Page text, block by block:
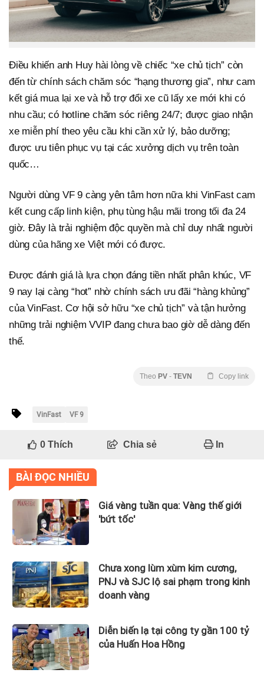
Điều khiến anh Huy hài lòng về chiếc “xe chủ tịch” còn
đến từ chính sách chăm sóc “hạng thương gia”, như cam
kết giá mua lại xe và hỗ trợ đổi xe cũ lấy xe mới khi có
nhu cầu; có hotline chăm sóc riêng 24/7; được giao nhận
xe miễn phí theo yêu cầu khi cần xử lý, bảo dưỡng;
được ưu tiên phục vụ tại các xưởng dịch vụ trên toàn
quốc…
Người dùng VF 9 càng yên tâm hơn nữa khi VinFast cam
kết cung cấp linh kiện, phụ tùng hậu mãi trong tối đa 24
giờ. Đây là trải nghiệm độc quyền mà chỉ duy nhất người
dùng của hãng xe Việt mới có được.
Được đánh giá là lựa chọn đáng tiền nhất phân khúc, VF
9 nay lại càng “hot” nhờ chính sách ưu đãi “hàng khủng”
của VinFast. Cơ hội sở hữu “xe chủ tịch” và tận hưởng
những trải nghiệm VVIP đang chưa bao giờ dễ dàng đến
thế.
Theo PV - TEVN Copy link
VinFast VF 9
0Thích Chia sẻ In
BÀI ĐỌC NHIỀU
Giá vàng tuần qua: Vàng thế giới
'bứt tốc'
Chưa xong lùm xùm kim cương,
PNJ và SJC lộ sai phạm trong kinh
doanh vàng
Diễn biến lạ tại công ty gần 100 tỷ
của Huấn Hoa Hồng